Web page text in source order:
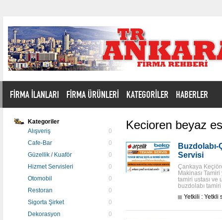
FİRMA İLANLARI FİRMA ÜRÜNLERİ KATEGORİLER HABERLER
Kategoriler
Alışveriş
0
Cafe-Bar
0
Güzellik / Kuaför
0
Hizmet Servisleri
0
Otomobil
0
Restoran
0
Sigorta Şirket
0
Dekorasyon
0
Kecioren beyaz
Buzdolabı-
Servisi
Çankaya
Makinası
tamiri ustası ve
buzdolabı
Yetkili : Yetkli